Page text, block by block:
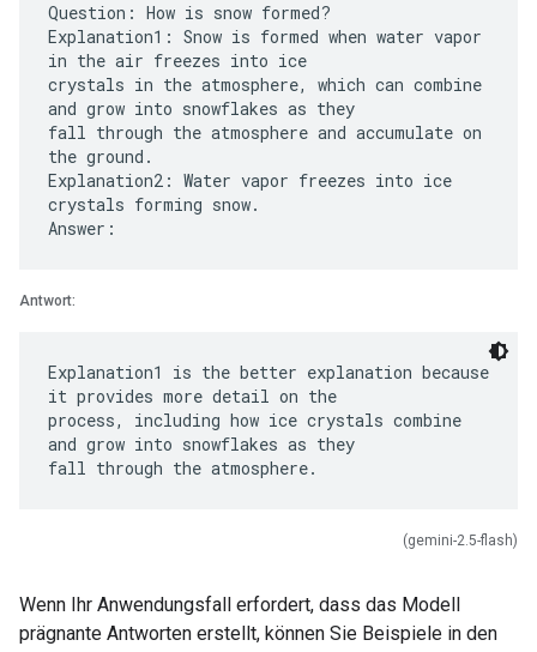
Question: How is snow formed?
Explanation1: Snow is formed when water vapor
in the air freezes into ice
crystals in the atmosphere, which can combine
and grow into snowflakes as they
fall through the atmosphere and accumulate on
the ground.
Explanation2: Water vapor freezes into ice
crystals forming snow.
Antwort:
Explanation1 is the better explanation because
it provides more detail on the
process, including how ice crystals combine
and grow into snowflakes as they
(gemini-2.5-flash)
Wenn Ihr Anwendungsfall erfordert, dass das Modell
prägnante Antworten erstellt, können Sie Beispiele in den